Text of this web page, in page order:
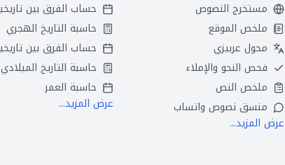
مستخرج النصوص
ملخص الموقع
محول عربيزي
فحص النحو والإملاء
ملخص النص
منسق نصوص واتساب
عرض المزيد...
حاسبة التاريخ الهجري
حاسبة التاريخ الميلادي
حاسبة العمر
عرض المزيد...